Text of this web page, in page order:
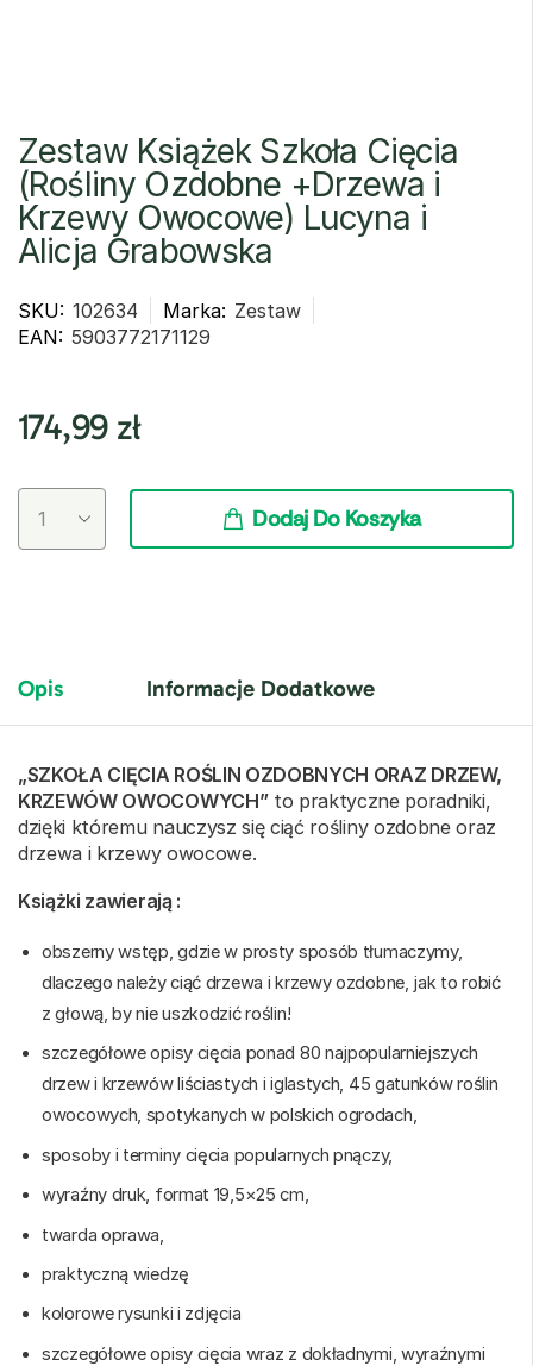
Zestaw Książek Szkoła Cięcia
(Rośliny Ozdobne +Drzewa i
Krzewy Owocowe) Lucyna i
Alicja Grabowska
SKU: 102634 Marka: Zestaw
EAN: 5903772171129
174,99 zł
Dodaj Do Koszyka
Opis Informacje Dodatkowe
„SZKOŁA CIĘCIA ROŚLIN OZDOBNYCH ORAZ DRZEW,
KRZEWÓW OWOCOWYCH”to praktyczne poradniki,
dzięki któremu nauczysz się ciąć rośliny ozdobne oraz
drzewa i krzewy owocowe.
Książki zawierają :
obszerny wstęp, gdzie w prosty sposób tłumaczymy,
dlaczego należy ciąć drzewa i krzewy ozdobne, jak to robić
z głową, by nie uszkodzić roślin!
szczegółowe opisy cięcia ponad 80 najpopularniejszych
drzew i krzewów liściastych i iglastych, 45 gatunków roślin
owocowych, spotykanych w polskich ogrodach,
sposoby i terminy cięcia popularnych pnączy,
wyraźny druk, format 19,5×25 cm,
twarda oprawa,
praktyczną wiedzę
kolorowe rysunki i zdjęcia
szczegółowe opisy cięcia wraz z dokładnymi, wyraźnymi